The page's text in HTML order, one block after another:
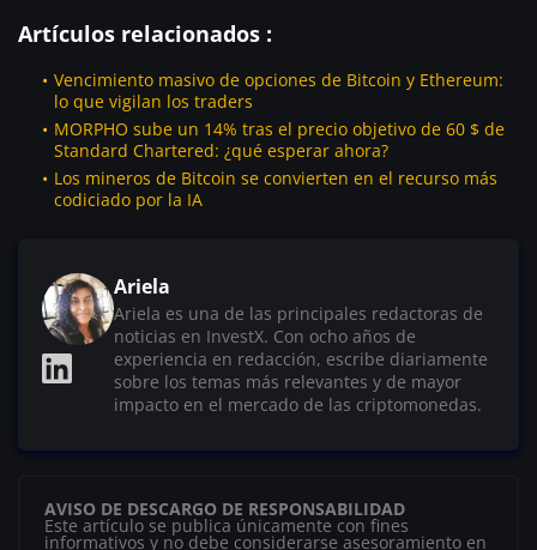
Artículos relacionados :
Vencimiento masivo de opciones de Bitcoin y Ethereum:
lo que vigilan los traders
MORPHO sube un 14% tras el precio objetivo de 60 $ de
Standard Chartered: ¿qué esperar ahora?
Los mineros de Bitcoin se convierten en el recurso más
codiciado por la IA
Ariela
Ariela es una de las principales redactoras de
noticias en InvestX. Con ocho años de
experiencia en redacción, escribe diariamente
sobre los temas más relevantes y de mayor
impacto en el mercado de las criptomonedas.
AVISO DE DESCARGO DE RESPONSABILIDAD
Este artículo se publica únicamente con fines
informativos y no debe considerarse asesoramiento en